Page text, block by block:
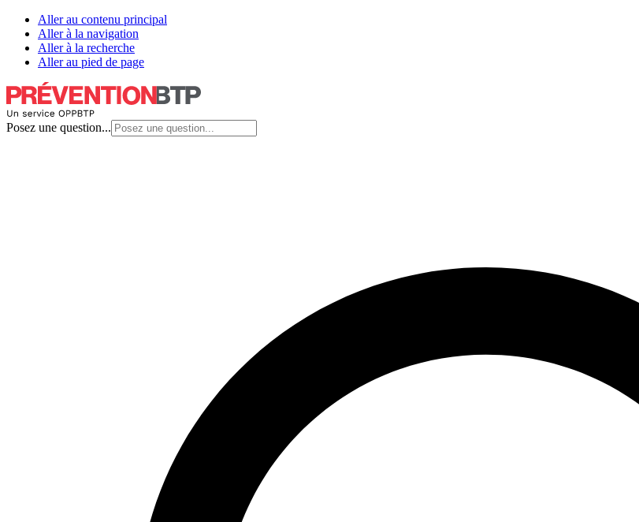
Aller au contenu principal
Aller à la navigation
Aller à la recherche
Aller au pied de page
Posez une question...